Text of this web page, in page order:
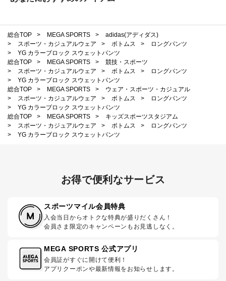
総合TOP > MEGA SPORTS >
adidas(アディダス)
>
スポーツ・カジュアルウェア > ボトムス >
ロングパンツ
>
YG カラーブロック スウェットパンツ
総合TOP
> MEGA SPORTS >
競技・スポーツ
>
スポーツ・カジュアルウェア > ボトムス >
ロングパンツ
>
YG カラーブロック スウェットパンツ
総合TOP
> MEGA SPORTS >
ウェア・スポーツ・カジュアル
>
スポーツ・カジュアルウェア > ボトムス >
ロングパンツ
>
YG カラーブロック スウェットパンツ
総合TOP
> MEGA SPORTS >
キッズスポーツスタジアム
>
スポーツ・カジュアルウェア > ボトムス >
ロングパンツ
>
YG カラーブロック スウェットパンツ
お得で便利なサービス
スポーツマイル会員特典
入会当日からオトクな特典が盛りだくさん！
会員さま限定のキャンペーンもお見逃しなく。
MEGA SPORTS 公式アプリ
会員証がすぐに開けて便利！
アプリクーポンや最新情報をお知らせします。